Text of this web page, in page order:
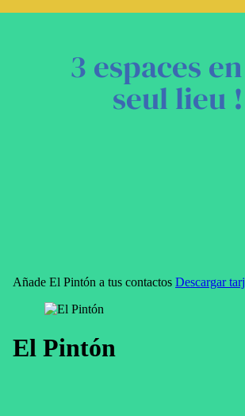
3 espaces
seul lieu !